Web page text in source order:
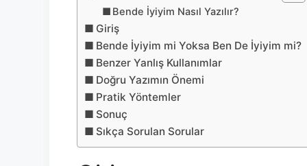
Bende İyiyim Nasıl Yazılır?
Giriş
Bende İyiyim mi Yoksa Ben De İyiyim mi?
Benzer Yanlış Kullanımlar
Doğru Yazımın Önemi
Pratik Yöntemler
Sonuç
Sıkça Sorulan Sorular